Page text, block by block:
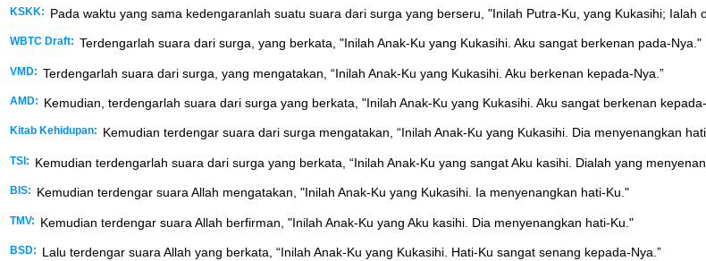
KSKK: Pada waktu yang sama kedengaranlah suatu suara dari surga yang berseru, "Inilah Putra-Ku, yang Kukasihi; Ialah
WBTC Draft: Terdengarlah suara dari surga, yang berkata, "Inilah Anak-Ku yang Kukasihi. Aku sangat berkenan pada-Nya."
VMD: Terdengarlah suara dari surga, yang mengatakan, “Inilah Anak-Ku yang Kukasihi. Aku berkenan kepada-Nya.”
AMD: Kemudian, terdengarlah suara dari surga yang berkata, "Inilah Anak-Ku yang Kukasihi. Aku sangat berkenan
Kitab Kehidupan: Kemudian terdengar suara dari surga mengatakan, “Inilah Anak-Ku yang Kukasihi. Dia menyenangkan
TSI: Kemudian terdengarlah suara dari surga yang berkata, “Inilah Anak-Ku yang sangat Aku kasihi. Dialah yang
BIS: Kemudian terdengar suara Allah mengatakan, "Inilah Anak-Ku yang Kukasihi. Ia menyenangkan hati-Ku."
TMV: Kemudian terdengar suara Allah berfirman, "Inilah Anak-Ku yang Aku kasihi. Dia menyenangkan hati-Ku."
BSD: Lalu terdengar suara Allah yang berkata, “Inilah Anak-Ku yang Kukasihi. Hati-Ku sangat senang kepada-Nya.”